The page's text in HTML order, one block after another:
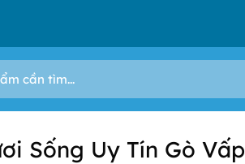
Sống Uy Tín Gò Vấp